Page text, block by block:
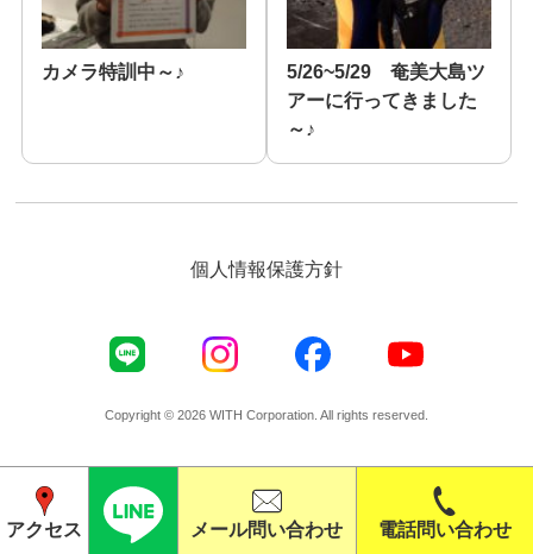
カメラ特訓中～♪
5/26~5/29 奄美大島ツ
アーに行ってきました
～♪
電話問い合わせ
メール問い合わせ
アクセス
個人情報保護方針
Copyright © 2026 WITH Corporation. All rights reserved.